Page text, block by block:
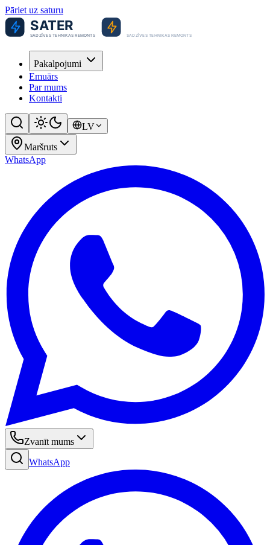
Pāriet uz saturu
Pakalpojumi
Emuārs
Par mums
Kontakti
LV
Maršruts
WhatsApp
Zvanīt mums
WhatsApp